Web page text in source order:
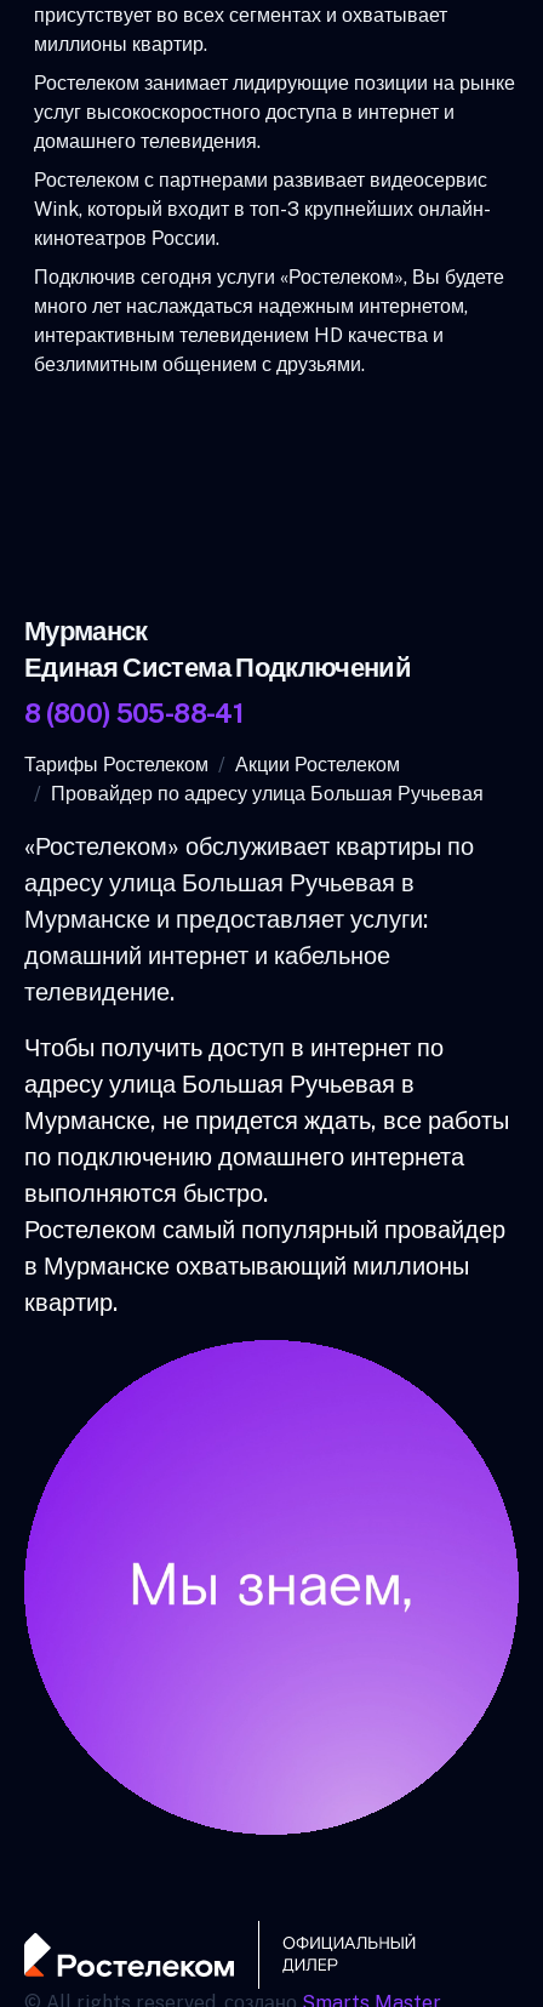
присутствует во всех сегментах и охватывает
миллионы квартир.
Ростелеком занимает лидирующие позиции на рынке
услуг высокоскоростного доступа в интернет и
домашнего телевидения.
Ростелеком с партнерами развивает видеосервис
Wink, который входит в топ-3 крупнейших онлайн-
кинотеатров России.
Подключив сегодня услуги «Ростелеком», Вы будете
много лет наслаждаться надежным интернетом,
интерактивным телевидением HD качества и
безлимитным общением с друзьями.
Мурманск
Единая Система Подключений
8 (800) 505-88-41
Тарифы Ростелеком
Акции Ростелеком
Провайдер по адресу улица Большая Ручьевая
«Ростелеком» обслуживает квартиры по
адресу улица Большая Ручьевая в
Мурманске и предоставляет услуги:
домашний интернет и кабельное
телевидение.
Чтобы получить доступ в интернет по
адресу улица Большая Ручьевая в
Мурманске, не придется ждать, все работы
по подключению домашнего интернета
выполняются быстро.
Ростелеком самый популярный провайдер
в Мурманске охватывающий миллионы
квартир.